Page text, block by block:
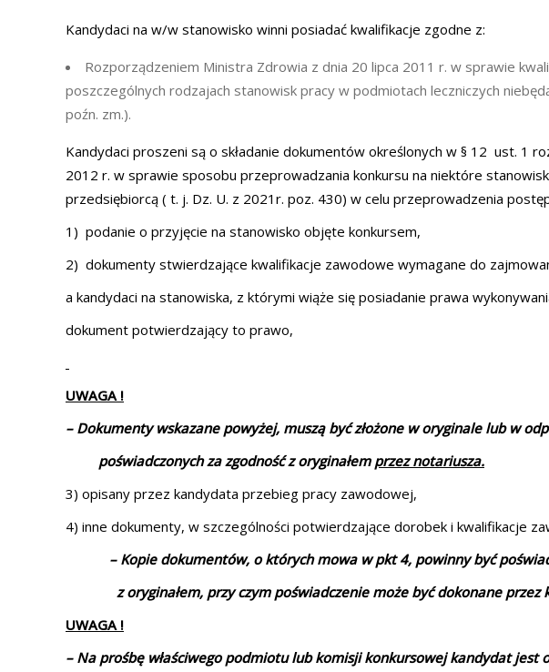
Kandydaci na w/w stanowisko winni posiadać kwalifikacje zgodne z:
Rozporządzeniem Ministra Zdrowia z dnia 20 lipca 2011 r. w sprawie
poszczególnych rodzajach stanowisk pracy w podmiotach leczniczych
poźn. zm.).
Kandydaci proszeni są o składanie dokumentów określonych w § 12 ust. 1
2012 r. w sprawie sposobu przeprowadzania konkursu na niektóre
przedsiębiorcą ( t. j. Dz. U. z 2021r. poz. 430) w celu przeprowadzenia
1) podanie o przyjęcie na stanowisko objęte konkursem,
2) dokumenty stwierdzające kwalifikacje zawodowe wymagane do
a kandydaci na stanowiska, z którymi wiąże się posiadanie prawa
dokument potwierdzający to prawo,
UWAGA !
–Dokumenty wskazane powyżej, muszą być złożone w oryginale lub w
poświadczonych za zgodność z oryginałem przez notariusza.
3) opisany przez kandydata przebieg pracy zawodowej,
4) inne dokumenty, w szczególności potwierdzające dorobek i kwalifikacje
– Kopie dokumentów, o których mowa w pkt 4, powinny
z oryginałem, przy czym poświadczenie może być dokonane przez
UWAGA !
– Na prośbę właściwego podmiotu lub komisji konkursowej kandydat jest